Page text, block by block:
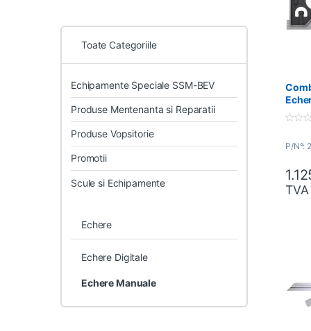
u
f
5
P/N°:
TVA
Toate Categoriile
Echipamente Speciale SSM-BEV
Produse Mentenanta si Reparatii
Produse Vopsitorie
Promotii
Scule si Echipamente
Echere
Echere Digitale
Echere Manuale